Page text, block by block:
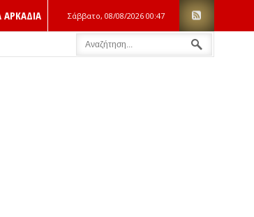
Σάββατο, 08/08/2026 00:47